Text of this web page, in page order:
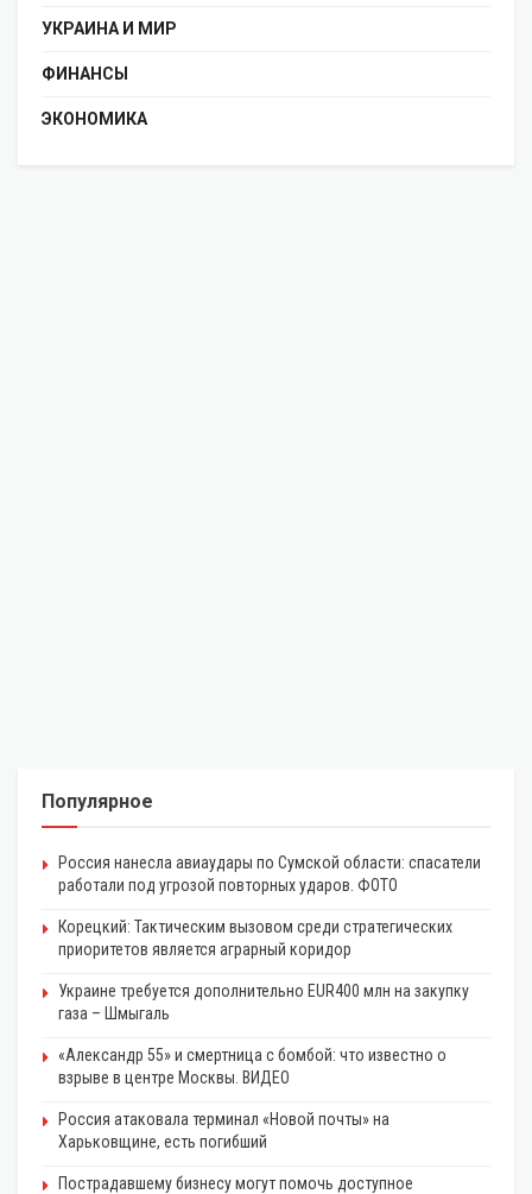
УКРАИНА И МИР
ФИНАНСЫ
ЭКОНОМИКА
Популярное
Россия нанесла авиаудары по Сумской области: спасатели
работали под угрозой повторных ударов. ФОТО
Корецкий: Тактическим вызовом среди стратегических
приоритетов является аграрный коридор
Украине требуется дополнительно EUR400 млн на закупку
газа – Шмыгаль
«Александр 55» и смертница с бомбой: что известно о
взрыве в центре Москвы. ВИДЕО
Россия атаковала терминал «Новой почты» на
Харьковщине, есть погибший
Пострадавшему бизнесу могут помочь доступное